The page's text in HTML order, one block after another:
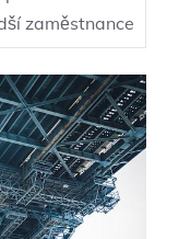
zaměstnance